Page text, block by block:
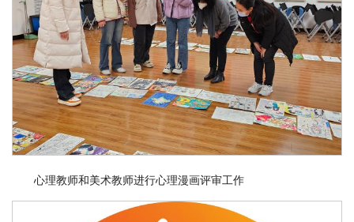
心理教师和美术教师进行心理漫画评审工作